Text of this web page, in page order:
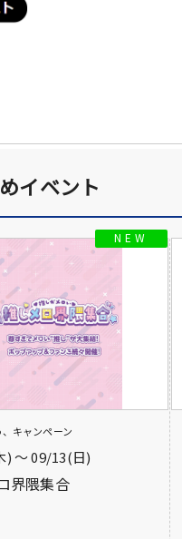
イベント
キャンペーン
) 〜 09/13(日)
界隈集合